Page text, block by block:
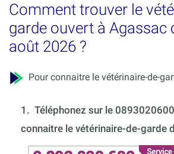
Comment trouver le
garde ouvert à Agassac
août 2026 ?
Pour connaitre le vétérinaire-de-
1. Téléphonez sur le
connaitre le vétérinaire-de-garde